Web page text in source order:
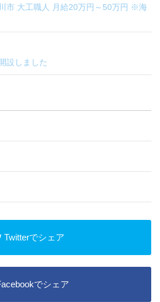
市 大工職人 月給20万円～50万円 ※海
設しました
Twitterでシェア
でシェア